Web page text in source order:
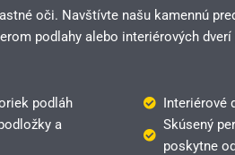
oči. Navštívte našu kamennú
podlahy alebo interiérových
podláh
Interiérové
a
Skúsený
poskytne